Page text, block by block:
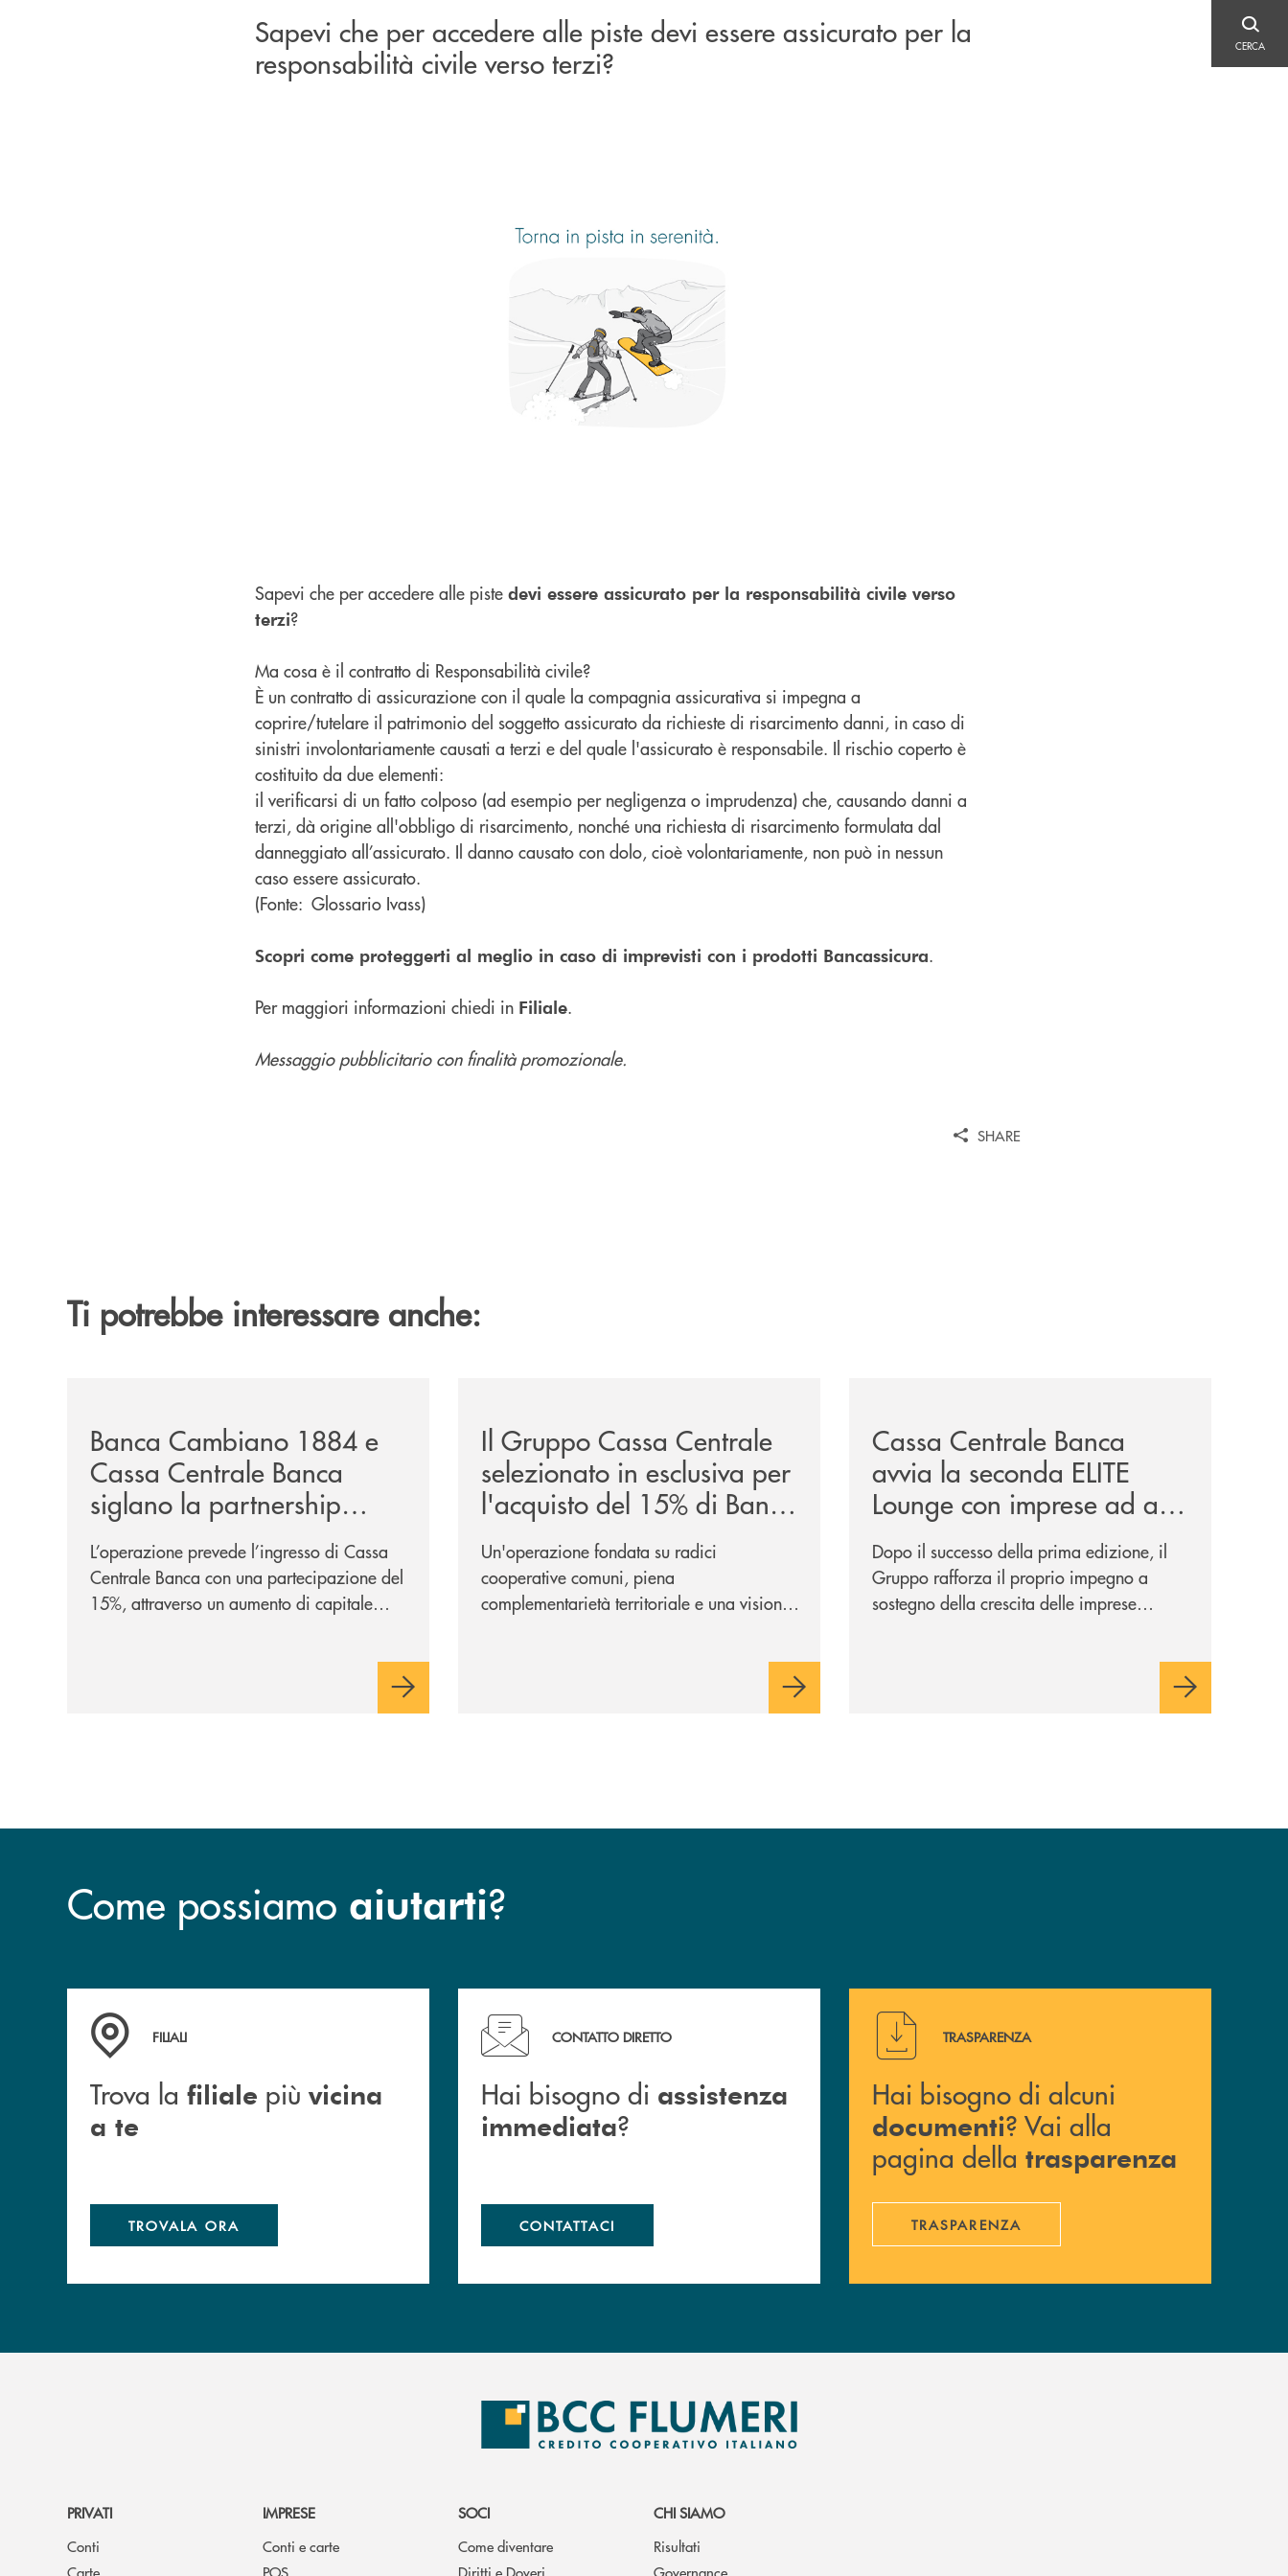
CERCA
Sapevi che per accedere alle piste devi essere assicurato per la
responsabilità civile verso terzi?
Sapevi che per accedere alle piste devi essere assicurato per la responsabilità civile verso
terzi?
Ma cosa è il contratto di Responsabilità civile?
È un contratto di assicurazione con il quale la compagnia assicurativa si impegna a
coprire/tutelare il patrimonio del soggetto assicurato da richieste di risarcimento danni, in caso di
sinistri involontariamente causati a terzi e del quale l'assicurato è responsabile. Il rischio coperto è
costituito da due elementi:
il verificarsi di un fatto colposo (ad esempio per negligenza o imprudenza) che, causando danni a
terzi, dà origine all'obbligo di risarcimento, nonché una richiesta di risarcimento formulata dal
danneggiato all’assicurato. Il danno causato con dolo, cioè volontariamente, non può in nessun
caso essere assicurato.
(Fonte: Glossario Ivass)
Scopri come proteggerti al meglio in caso di imprevisti con i prodotti Bancassicura.
Per maggiori informazioni chiedi in Filiale.
Messaggio pubblicitario con finalità promozionale.
SHARE
Ti potrebbe interessare anche:
Banca Cambiano 1884 e
Cassa Centrale Banca
siglano la partnership
strategica
L’operazione prevede l’ingresso di Cassa
Centrale Banca con una partecipazione del
15%, attraverso un aumento di capitale
sulla condivisione di valori comuni e sulla
prossimità ai territori, per ampliare l’offerta
Il Gruppo Cassa Centrale
selezionato in esclusiva per
l'acquisto del 15% di Banca
Cambiano 1884
Un'operazione fondata su radici
cooperative comuni, piena
complementarietà territoriale e una visione
Cassa Centrale Banca
avvia la seconda ELITE
Lounge con imprese ad alto
potenziale
Dopo il successo della prima edizione, il
Gruppo rafforza il proprio impegno a
sostegno della crescita delle imprese
Come possiamo aiutarti?
Trova la filiale più vicina a te
FILIALI
Trova la filiale più vicina
a te
TROVALA ORA
Hai bisogno di assistenza immediata ?
CONTATTO DIRETTO
Hai bisogno di assistenza
immediata?
CONTATTACI
Hai bisogno di alcuni documenti ? Vai alla pagina della
TRASPARENZA
Hai bisogno di alcuni
documenti? Vai alla
pagina della trasparenza
TRASPARENZA
PRIVATI
Conti
Carte
IMPRESE
Conti e carte
POS
SOCI
Come diventare
Diritti e Doveri
CHI SIAMO
Risultati
Governance